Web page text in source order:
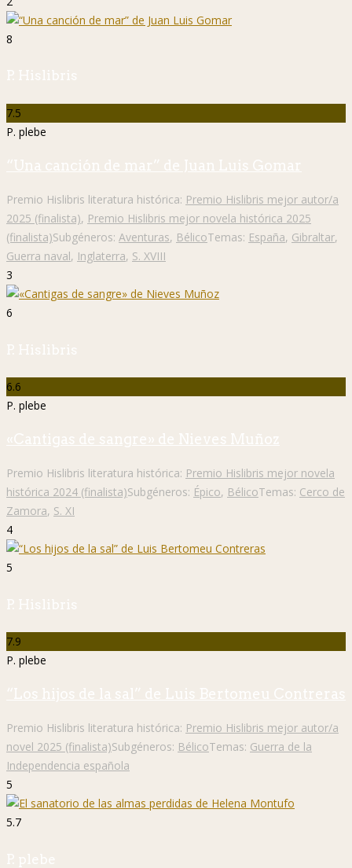
8
P. Hislibris
7.5
P. plebe
“Una canción de mar” de Juan Luis Gomar
Premio Hislibris literatura histórica: Premio Hislibris mejor autor/a
2025 (finalista), Premio Hislibris mejor novela histórica 2025
(finalista)Subgéneros: Aventuras, BélicoTemas: España, Gibraltar,
Guerra naval, Inglaterra, S. XVIII
3
6
P. Hislibris
6.6
P. plebe
«Cantigas de sangre» de Nieves Muñoz
Premio Hislibris literatura histórica: Premio Hislibris mejor novela
histórica 2024 (finalista)Subgéneros: Épico, BélicoTemas: Cerco de
Zamora, S. XI
4
5
P. Hislibris
7.9
P. plebe
“Los hijos de la sal” de Luis Bertomeu Contreras
Premio Hislibris literatura histórica: Premio Hislibris mejor autor/a
novel 2025 (finalista)Subgéneros: BélicoTemas: Guerra de la
Independencia española
5
5.7
P. plebe